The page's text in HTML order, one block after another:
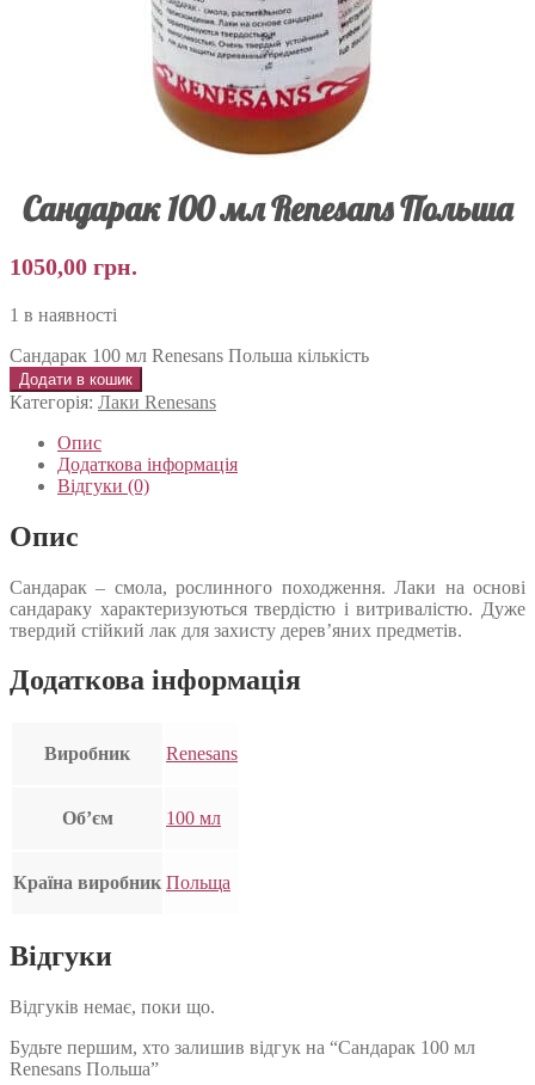
Сандарак 100 мл Renesans Польша
1050,00 грн.
1 в наявності
Сандарак 100 мл Renesans Польша кількість
Додати в кошик
Категорія: Лаки Renesans
Опис
Додаткова інформація
Відгуки (0)
Опис
Сандарак – смола, рослинного походження. Лаки на основі
сандараку характеризуються твердістю і витривалістю. Дуже
твердий стійкий лак для захисту дерев’яних предметів.
Додаткова інформація
Виробник Renesans
Об’єм 100 мл
Країна виробник Польща
Відгуки
Відгуків немає, поки що.
Будьте першим, хто залишив відгук на “Сандарак 100 мл
Renesans Польша”